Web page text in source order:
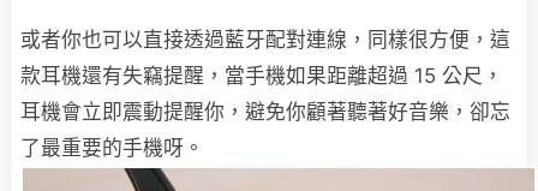
或者你也可以直接透過藍牙配對連線，同樣很方便，這
款耳機還有失竊提醒，當手機如果距離超過 15 公尺，
耳機會立即震動提醒你，避免你顧著聽著好音樂，卻忘
了最重要的手機呀。